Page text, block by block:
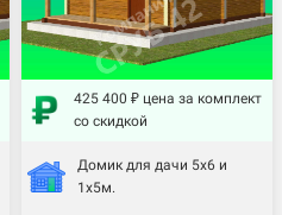
425 400 ₽ цена за комплект
со скидкой
Домик для дачи 5х6 и
1х5м.